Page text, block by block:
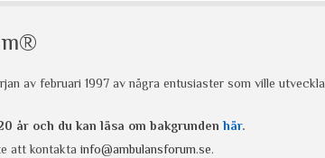
av februari 1997 av några entusiaster som ville utveckla
år och du kan läsa om bakgrunden här.
att kontakta info@ambulansforum.se.